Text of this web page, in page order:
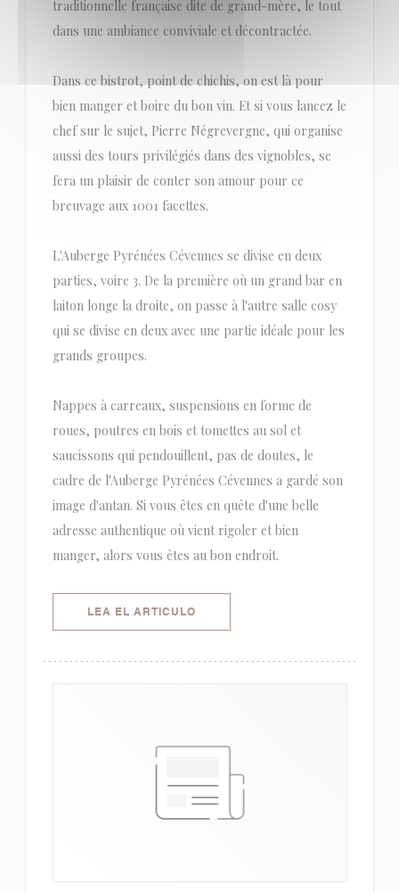
traditionnelle française dite de grand-mère, le tout
dans une ambiance conviviale et décontractée.
Dans ce bistrot, point de chichis, on est là pour
bien manger et boire du bon vin. Et si vous lancez le
chef sur le sujet, Pierre Négrevergne, qui organise
aussi des tours privilégiés dans des vignobles, se
fera un plaisir de conter son amour pour ce
breuvage aux 1001 facettes.
L'Auberge Pyrénées Cévennes se divise en deux
parties, voire 3. De la première où un grand bar en
laiton longe la droite, on passe à l'autre salle cosy
qui se divise en deux avec une partie idéale pour les
grands groupes.
Nappes à carreaux, suspensions en forme de
roues, poutres en bois et tomettes au sol et
saucissons qui pendouillent, pas de doutes, le
cadre de l'Auberge Pyrénées Cévennes a gardé son
image d'antan. Si vous êtes en quête d'une belle
adresse authentique où vient rigoler et bien
manger, alors vous êtes au bon endroit.
LEA EL ARTICULO((ABRE EN UNA NUEVA